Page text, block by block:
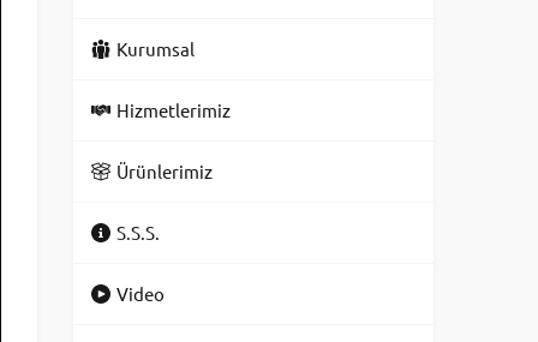
Kurumsal
Hizmetlerimiz
Ürünlerimiz
S.S.S.
Video